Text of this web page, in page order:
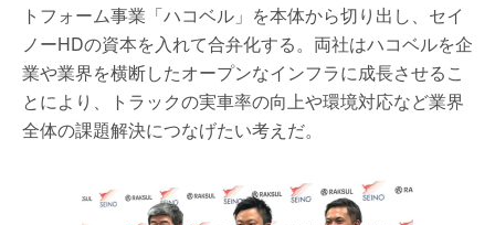
トフォーム事業「ハコベル」を本体から切り出し、セイ
ノーHDの資本を入れて合弁化する。両社はハコベルを企
業や業界を横断したオープンなインフラに成長させるこ
とにより、トラックの実車率の向上や環境対応など業界
全体の課題解決につなげたい考えだ。